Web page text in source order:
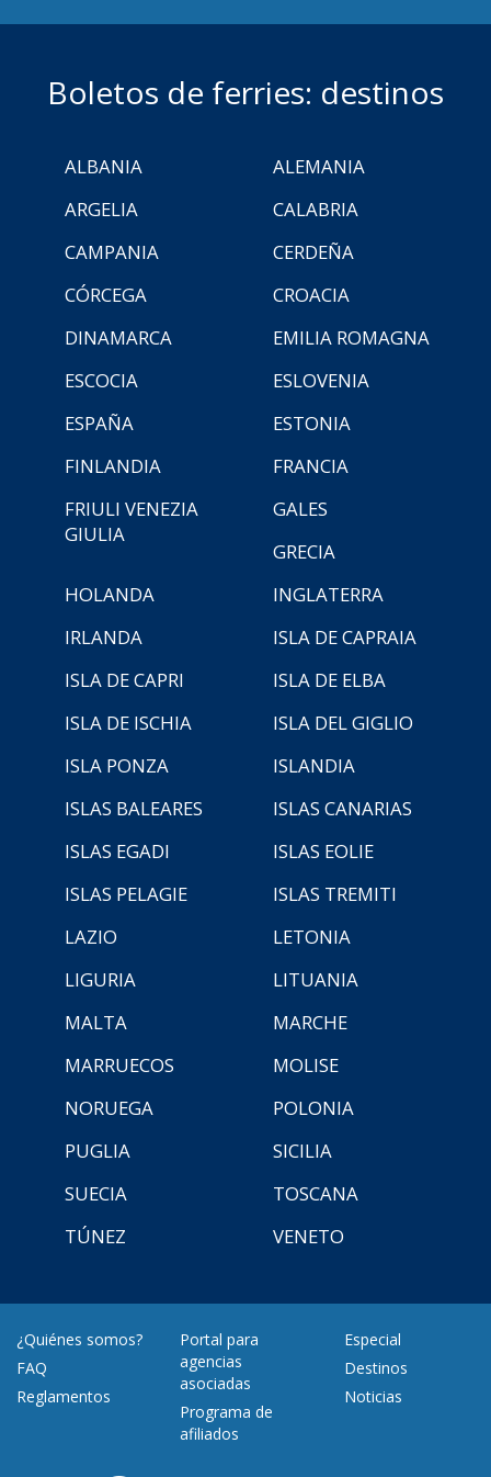
Boletos de ferries: destinos
ALBANIA
ALEMANIA
ARGELIA
CALABRIA
CAMPANIA
CERDEÑA
CÓRCEGA
CROACIA
DINAMARCA
EMILIA ROMAGNA
ESCOCIA
ESLOVENIA
ESPAÑA
ESTONIA
FINLANDIA
FRANCIA
FRIULI VENEZIA
GIULIA
GALES
GRECIA
HOLANDA
INGLATERRA
IRLANDA
ISLA DE CAPRAIA
ISLA DE CAPRI
ISLA DE ELBA
ISLA DE ISCHIA
ISLA DEL GIGLIO
ISLA PONZA
ISLANDIA
ISLAS BALEARES
ISLAS CANARIAS
ISLAS EGADI
ISLAS EOLIE
ISLAS PELAGIE
ISLAS TREMITI
LAZIO
LETONIA
LIGURIA
LITUANIA
MALTA
MARCHE
MARRUECOS
MOLISE
NORUEGA
POLONIA
PUGLIA
SICILIA
SUECIA
TOSCANA
TÚNEZ
VENETO
¿Quiénes somos?
FAQ
Reglamentos
Portal para
agencias
asociadas
Programa de
afiliados
Especial
Destinos
Noticias